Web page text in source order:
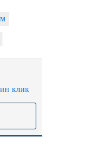
клик